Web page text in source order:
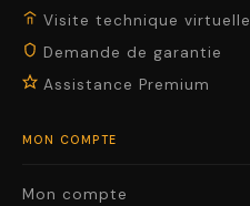
Visite technique virtuelle
Demande de garantie
Assistance Premium
MON COMPTE
Mon compte